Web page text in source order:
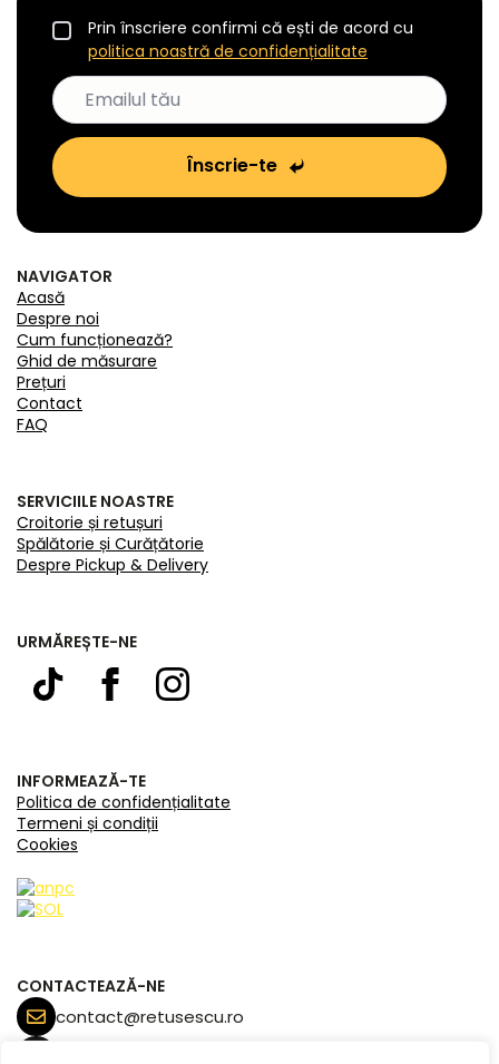
Prin înscriere confirmi că ești de acord cu
politica noastră de confidențialitate
Înscrie-te
NAVIGATOR
Acasă
Despre noi
Cum funcționează?
Ghid de măsurare
Prețuri
Contact
FAQ
SERVICIILE NOASTRE
Croitorie și retușuri
Spălătorie și Curățătorie
Despre Pickup & Delivery
URMĂREȘTE-NE
INFORMEAZĂ-TE
Politica de confidențialitate
Termeni și condiții
Cookies
CONTACTEAZĂ-NE
contact@retusescu.ro